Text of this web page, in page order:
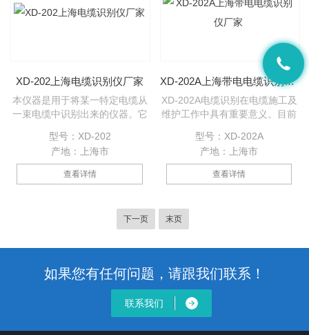
声音寻找故障点，功效提高数十
倍。“冲闪法”无法解决单
XD-202上海电缆识别仪厂家
本仪器是用于将某一特定电缆从
一束电缆中识别出来的仪器。它
流方向作为标准，还将电流幅度
值作为判断标准，这种双重判断
标准更可靠准确地识别电缆。它
是一小型化手提式，紧凑型仪
号发生器，一个带传感器的接收
型号：XD-202
产地：上海市
查看详情
XD-202A上海带电电缆识别仪厂家
XD-202A电缆识别在电缆施工及
维护工作中具有重要意义。目前
仪器，也有针对带电电缆识别的
仪器，但是在具体使用中，实际
电缆现场往往是互相放置压在一
起，仪器所使用的卡钳往往无法
多识别接收部分仍然使用指针表
头来指示，现场容易因震动失
便。
型号：XD-202A
产地：上海市
查看详情
下一页 末页
如果您有任何问题，请跟我们联系！
联系我们